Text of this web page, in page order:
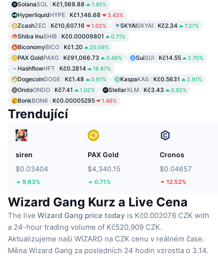
SolanaSOL Kč1,569.88 1.45%
HyperliquidHYPE Kč1,146.68 3.43%
ZcashZEC Kč10,607.16 1.02% SKYAISKYAI Kč2.34 7.37%
Shiba InuSHIB Kč0.00009801 0.71%
BiconomyBICO Kč1.20 20.59%
PAX GoldPAXG Kč91,066.73 0.48% SuiSUI Kč14.55 2.70%
HashflowHFT Kč0.2814 18.87%
DogecoinDOGE Kč1.48 0.97% KaspaKAS Kč0.5631 2.91%
OndoONDO Kč7.41 1.02% StellarXLM Kč3.43 0.92%
BonkBONK Kč0.00005295 1.46%
Trendující
siren
$0.03404
9.63%
PAX Gold
$4,340.15
0.71%
Cronos
$0.04657
12.52%
Wizard Gang Kurz a Live Cena
The live Wizard Gang price today is Kč0.002076 CZK with
a 24-hour trading volume of Kč520,909 CZK.
Aktualizujeme naši WIZARD na CZK cenu v reálném čase.
Měna Wizard Gang za posledních 24 hodin vzrostla o 3.14.